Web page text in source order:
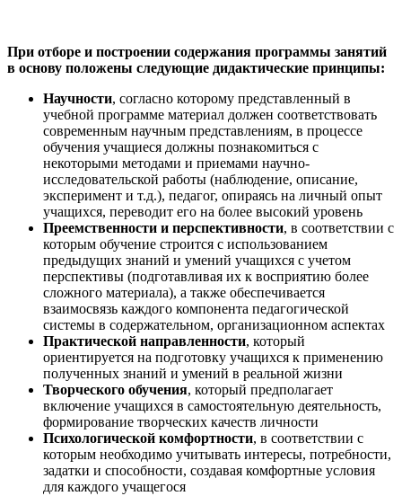
При отборе и построении содержания программы занятий
в основу положены следующие дидактические принципы:
Научности, согласно которому представленный в
учебной программе материал должен соответствовать
современным научным представлениям, в процессе
обучения учащиеся должны познакомиться с
некоторыми методами и приемами научно-
исследовательской работы (наблюдение, описание,
эксперимент и т.д.), педагог, опираясь на личный опыт
учащихся, переводит его на более высокий уровень
Преемственности и перспективности, в соответствии с
которым обучение строится с использованием
предыдущих знаний и умений учащихся с учетом
перспективы (подготавливая их к восприятию более
сложного материала), а также обеспечивается
взаимосвязь каждого компонента педагогической
системы в содержательном, организационном аспектах
Практической направленности, который
ориентируется на подготовку учащихся к применению
полученных знаний и умений в реальной жизни
Творческого обучения, который предполагает
включение учащихся в самостоятельную деятельность,
формирование творческих качеств личности
Психологической комфортности, в соответствии с
которым необходимо учитывать интересы, потребности,
задатки и способности, создавая комфортные условия
для каждого учащегося